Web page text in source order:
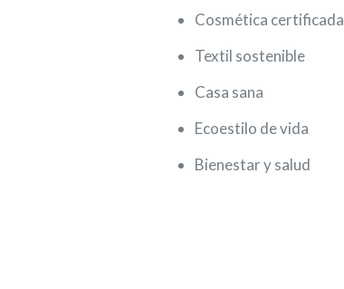
Cosmética certificada
Textil sostenible
Casa sana
Ecoestilo de vida
Bienestar y salud